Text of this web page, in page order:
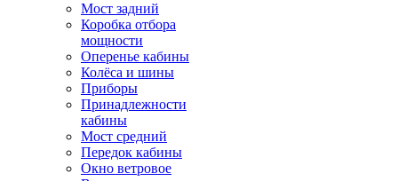
Мост задний
Коробка отбора
мощности
Оперенье кабины
Колёса и шины
Приборы
Принадлежности
кабины
Мост средний
Передок кабины
Окно ветровое